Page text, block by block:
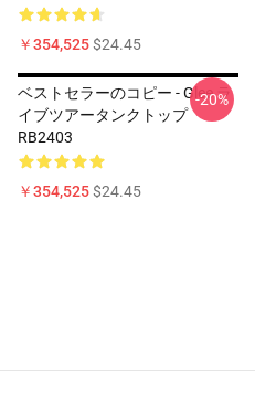
￥354,525$24.45
ベストセラーのコピー - Glee ラ
イブツアータンクトップ
RB2403
￥354,525$24.45
-20%